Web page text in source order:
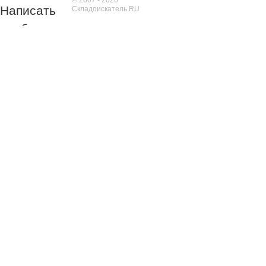
Складоискатель.RU
Написать
сообщение